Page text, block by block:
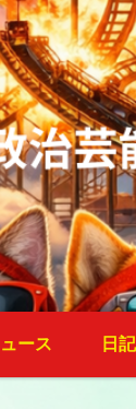
ース 日